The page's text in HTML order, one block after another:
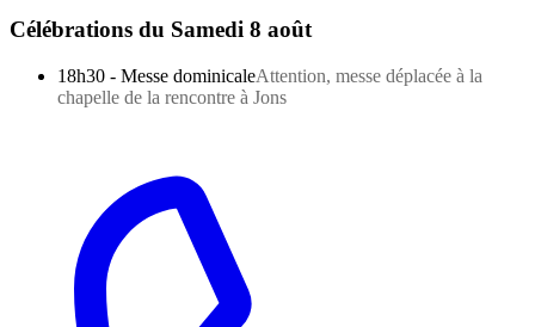
Célébrations du Samedi 8 août
18h30 - Messe dominicaleAttention, messe déplacée à la
chapelle de la rencontre à Jons